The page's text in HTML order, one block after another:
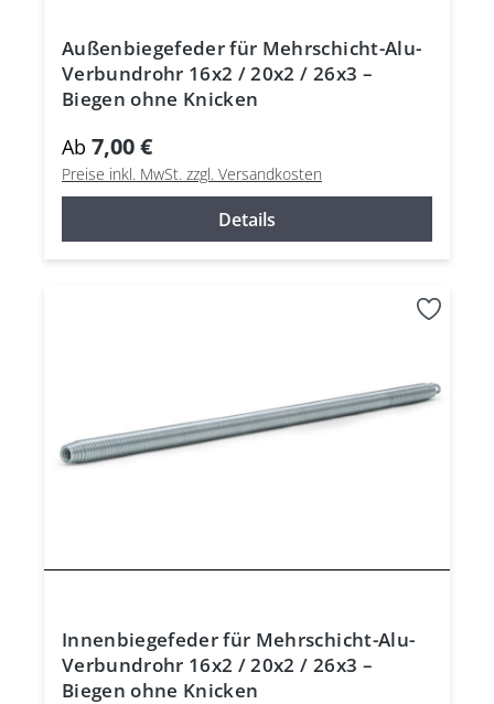
Außenbiegefeder für Mehrschicht-Alu-
Verbundrohr 16x2 / 20x2 / 26x3 –
Biegen ohne Knicken
Ab 7,00 €
Preise inkl. MwSt. zzgl. Versandkosten
Details
Innenbiegefeder für Mehrschicht-Alu-
Verbundrohr 16x2 / 20x2 / 26x3 –
Biegen ohne Knicken